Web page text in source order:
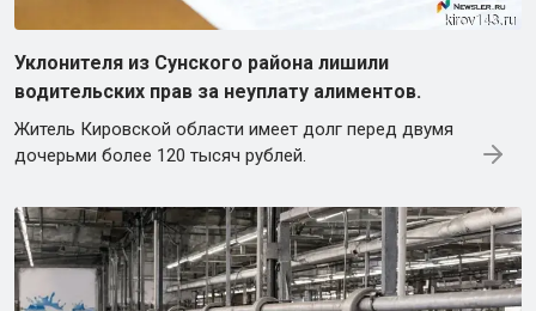
Уклонителя из Сунского района лишили
водительских прав за неуплату алиментов.
Житель Кировской области имеет долг перед двумя
дочерьми более 120 тысяч рублей.